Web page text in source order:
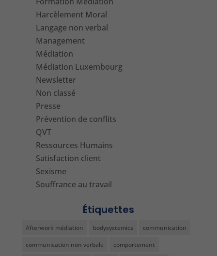
Harcèlement Moral
Langage non verbal
Management
Médiation
Médiation Luxembourg
Newsletter
Non classé
Presse
Prévention de conflits
QVT
Ressources Humains
Satisfaction client
Sexisme
Souffrance au travail
Étiquettes
Afterwork médiation bodysystemics communication
communication non verbale comportement